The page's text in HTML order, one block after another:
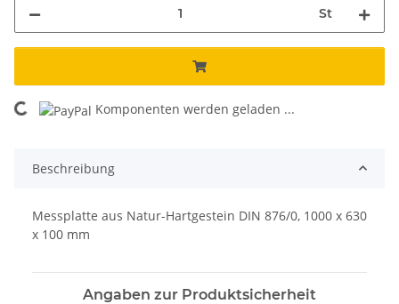
St
Loading... Komponenten werden geladen ...
Beschreibung
Messplatte aus Natur-Hartgestein DIN 876/0, 1000 x 630
x 100 mm
Angaben zur Produktsicherheit